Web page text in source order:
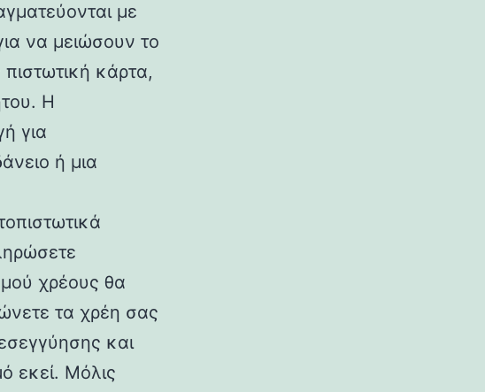
με
να μειώσουν το
κάρτα,
Η
για
ή μια
χρέους θα
τα χρέη σας
και
εκεί. Μόλις